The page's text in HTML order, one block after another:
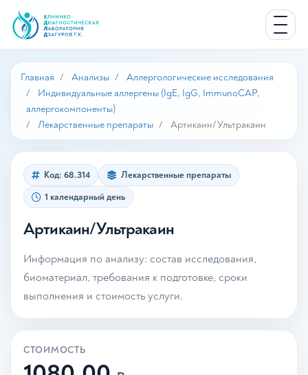
Главная Анализы
Аллергологические исследования
Индивидуальные аллергены (IgE, IgG, ImmunoCAP,
аллергокомпоненты)
Лекарственные препараты
Артикаин/Ультракаин
Код: 68.314
Лекарственные препараты
1 календарный день
Артикаин/Ультракаин
Информация по анализу: состав исследования,
биоматериал, требования к подготовке, сроки
выполнения и стоимость услуги.
СТОИМОСТЬ